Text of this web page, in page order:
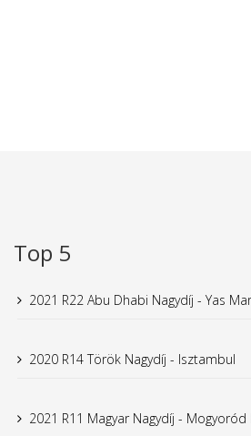
Top 5
2021 R22 Abu Dhabi Nagydíj - Yas
2020 R14 Török Nagydíj - Isztambul
2021 R11 Magyar Nagydíj - Mogyoród